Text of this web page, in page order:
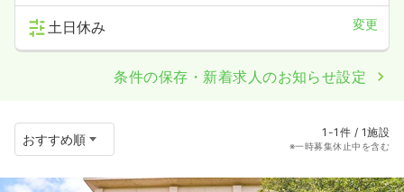
土日休み 変更
条件の保存・新着求人のお知らせ設定
1-1件 / 1施設
※一時募集休止中を含む